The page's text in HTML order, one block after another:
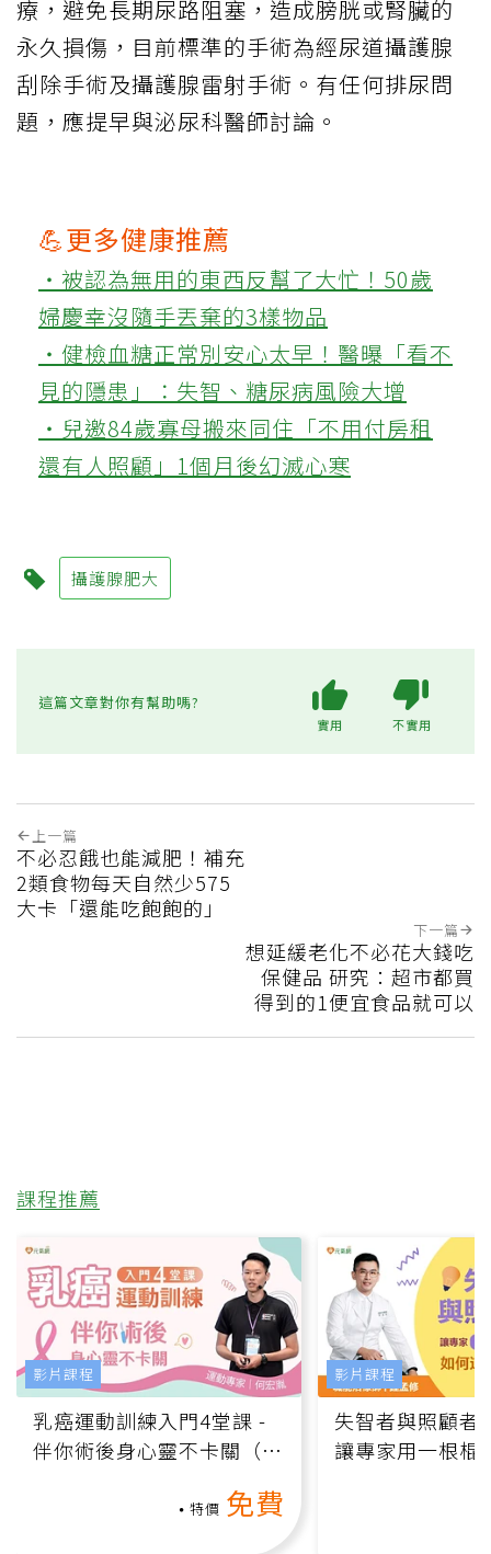
療，避免長期尿路阻塞，造成膀胱或腎臟的
永久損傷，目前標準的手術為經尿道攝護腺
刮除手術及攝護腺雷射手術。有任何排尿問
題，應提早與泌尿科醫師討論。
💪更多健康推薦
‧被認為無用的東西反幫了大忙！50歲
婦慶幸沒隨手丟棄的3樣物品
‧健檢血糖正常別安心太早！醫曝「看不
見的隱患」：失智、糖尿病風險大增
‧兒邀84歲寡母搬來同住「不用付房租
還有人照顧」1個月後幻滅心寒
攝護腺肥大
這篇文章對你有幫助嗎?
實用 不實用
上一篇
不必忍餓也能減肥！補充
2類食物每天自然少575
大卡「還能吃飽飽的」
下一篇
想延緩老化不必花大錢吃
保健品 研究：超市都買
得到的1便宜食品就可以
課程推薦
乳癌運動訓練入門4堂課 -
伴你術後身心靈不卡關（線
特價 免費
影片課程
失智者與照顧者
讓專家用一根棍
影片課程